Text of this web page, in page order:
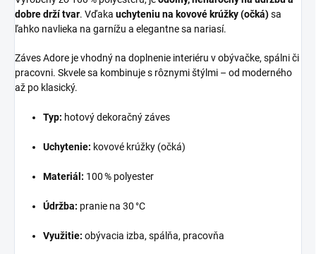
dobre drží tvar. Vďaka uchyteniu na kovové krúžky (očká)sa
ľahko navlieka na garnížu a elegantne sa nariasí.
Záves Adore je vhodný na doplnenie interiéru v obývačke, spálni či
pracovni. Skvele sa kombinuje s rôznymi štýlmi – od moderného
až po klasický.
Typ: hotový dekoračný záves
Uchytenie: kovové krúžky (očká)
Materiál: 100 % polyester
Údržba: pranie na 30 °C
Využitie: obývacia izba, spálňa, pracovňa